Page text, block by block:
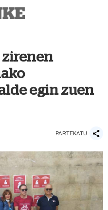
zirenen
egin zuen
PARTEKATU